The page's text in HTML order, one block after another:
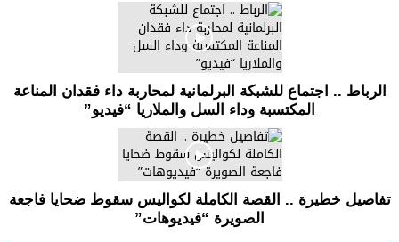
الرباط .. اجتماع للشبكة البرلمانية لمحاربة داء فقدان المناعة
المكتسبة وداء السل والملاريا “فيديو”
تفاصيل خطيرة .. القصة الكاملة لكواليس سقوط ضحايا فاجعة
الصويرة “فيديوهات”